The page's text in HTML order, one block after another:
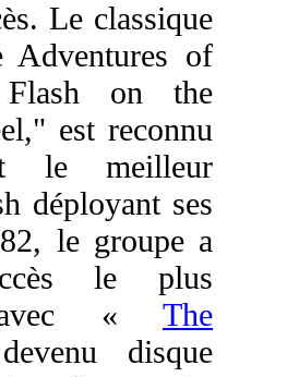
Le classique
Adventures of
Flash on the
est reconnu
le meilleur
déployant ses
le groupe a
le plus
avec « The
disque